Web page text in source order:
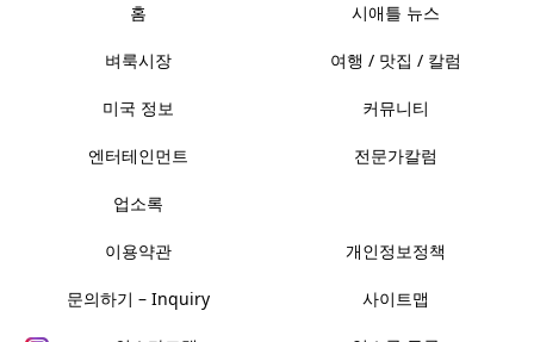
홈 시애틀 뉴스
벼룩시장 여행 / 맛집 / 칼럼
미국 정보 커뮤니티
엔터테인먼트 전문가칼럼
업소록
이용약관 개인정보정책
문의하기 – Inquiry 사이트맵